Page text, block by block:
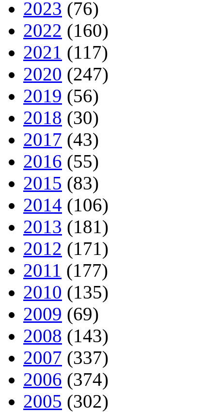
2023 (76)
2022 (160)
2021 (117)
2020 (247)
2019 (56)
2018 (30)
2017 (43)
2016 (55)
2015 (83)
2014 (106)
2013 (181)
2012 (171)
2011 (177)
2010 (135)
2009 (69)
2008 (143)
2007 (337)
2006 (374)
2005 (302)